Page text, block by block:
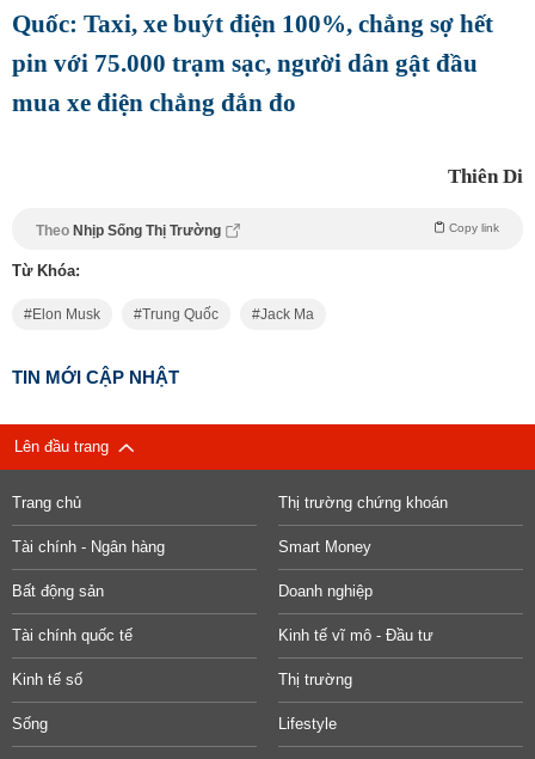
Quốc: Taxi, xe buýt điện 100%, chẳng sợ hết
pin với 75.000 trạm sạc, người dân gật đầu
mua xe điện chẳng đắn đo
Thiên Di
Theo Nhịp Sống Thị Trường Copy link
Từ Khóa:
Elon Musk Trung Quốc Jack Ma
TIN MỚI CẬP NHẬT
Lên đầu trang
Trang chủ Thị trường chứng khoán
Tài chính - Ngân hàng Smart Money
Bất động sản Doanh nghiệp
Tài chính quốc tế Kinh tế vĩ mô - Đầu tư
Kinh tế số Thị trường
Sống Lifestyle